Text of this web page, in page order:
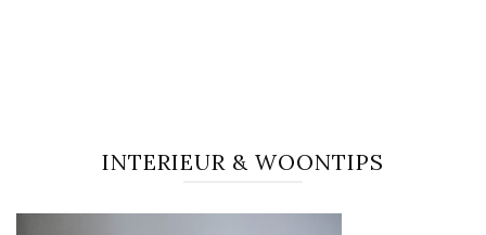
INTERIEUR & WOONTIPS